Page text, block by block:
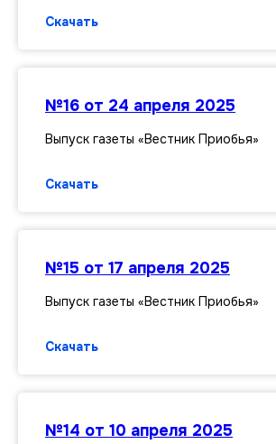
Скачать
№16 от 24 апреля 2025
Выпуск газеты «Вестник Приобья»
Скачать
№15 от 17 апреля 2025
Выпуск газеты «Вестник Приобья»
Скачать
№14 от 10 апреля 2025